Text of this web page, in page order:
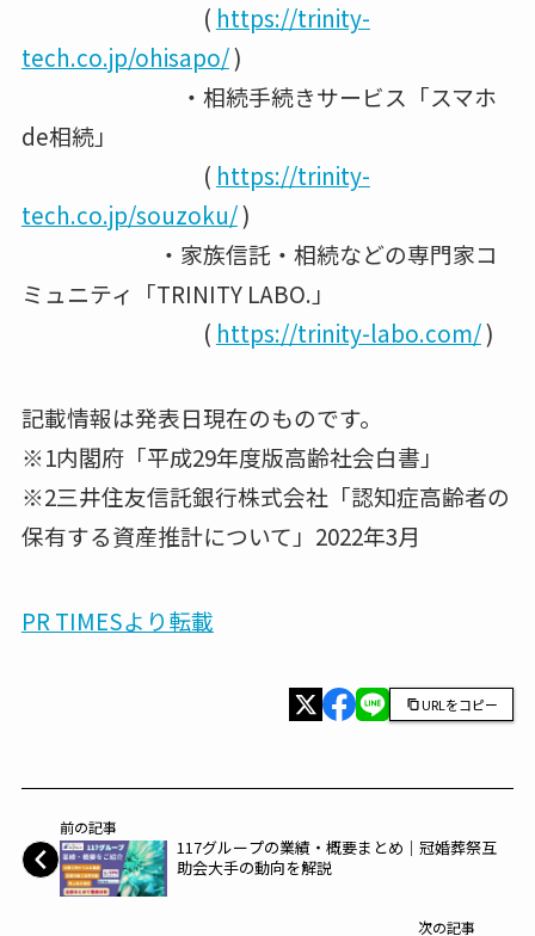
( https://trinity-
tech.co.jp/ohisapo/)
・相続手続きサービス「スマホ
de相続」
( https://trinity-
tech.co.jp/souzoku/)
・家族信託・相続などの専門家コ
ミュニティ「TRINITY LABO.」
( https://trinity-labo.com/)
記載情報は発表日現在のものです。
※1内閣府「平成29年度版高齢社会白書」
※2三井住友信託銀行株式会社「認知症高齢者の
保有する資産推計について」2022年3月
PR TIMESより転載
URLをコピー
前の記事
117グループの業績・概要まとめ│冠婚葬祭互
助会大手の動向を解説
次の記事